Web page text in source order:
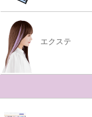
エクステ